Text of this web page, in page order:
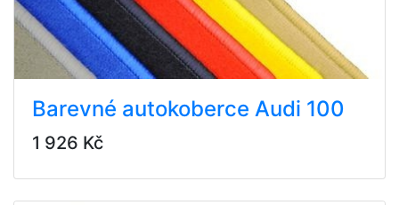
Barevné autokoberce Audi 100
1 926 Kč